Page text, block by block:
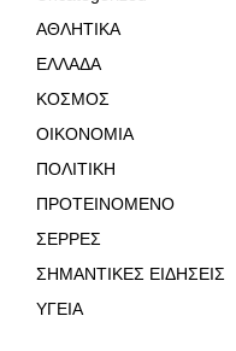
ΑΘΛΗΤΙΚΑ
ΕΛΛΑΔΑ
ΚΟΣΜΟΣ
ΟΙΚΟΝΟΜΙΑ
ΠΟΛΙΤΙΚΗ
ΠΡΟΤΕΙΝΟΜΕΝΟ
ΣΕΡΡΕΣ
ΣΗΜΑΝΤΙΚΕΣ ΕΙΔΗΣΕΙΣ
ΥΓΕΙΑ